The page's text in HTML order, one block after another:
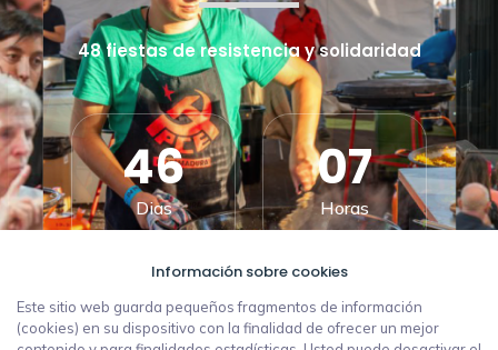
Información sobre cookies
Este sitio web guarda pequeños fragmentos de información
(cookies) en su dispositivo con la finalidad de ofrecer un mejor
48 fiestas de resistencia y solidaridad
46
Dias
07
Horas
57 31